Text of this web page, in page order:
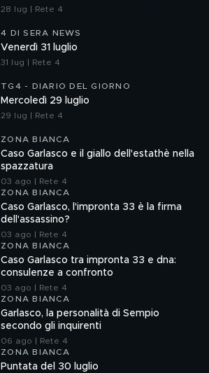
28 lug | Rete 4
4 DI SERA NEWS
Venerdì 31 luglio
31 lug | Rete 4
TG4 - DIARIO DEL GIORNO
Mercoledì 29 luglio
29 lug | Rete 4
ZONA BIANCA
Caso Garlasco e il giallo dell'estathè nella
spazzatura
03 ago | Rete 4
ZONA BIANCA
Caso Garlasco, l'impronta 33 è la firma
dell'assassino?
03 ago | Rete 4
ZONA BIANCA
Caso Garlasco tra impronta 33 e dna:
consulenze a confronto
03 ago | Rete 4
ZONA BIANCA
Garlasco, la personalità di Sempio
secondo gli inquirenti
06 ago | Rete 4
ZONA BIANCA
Puntata del 30 luglio